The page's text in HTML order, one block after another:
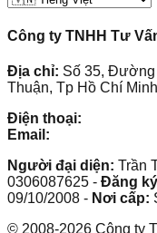
Công ty TNHH Tư
Địa chỉ: Số 35, Đường
Thuận, Tp Hồ Chí
Điện thoại:
Email:
Người đại diện: Trần
0306087625 - Đăng
09/10/2008 - Nơi cấp:
© 2008-2026 Công ty